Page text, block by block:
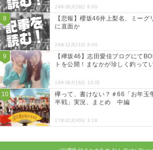
24年09月29日 8:00
【悲報】櫻坂46井上梨名、ミー
に直面か
24年12月21日 8:00
【欅坂46】志田愛佳ブログにて
トを公開！まなかが珍しく釣って
16年06月16日 10:05
欅って、書けない？＃66「お年玉
半戦」実況、まとめ 中編
17年01月30日 3:18